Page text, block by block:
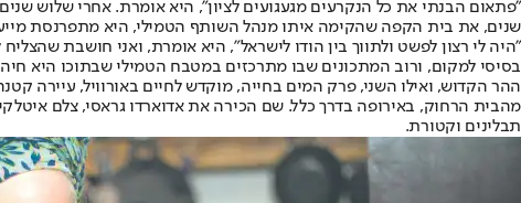
שנים, את בית הקפה שהקימה איתו מנהל השותף הטמילי, היא מתפרנסת
"היה לי רצון לפשט ולתווך בין הודו לישראל", היא אומרת, ואני חושבת
מהבית הרחוק, באירופה בדרך כלל. שם הכירה את אדוארדו גראסי, צלם
תבלינים וקטורת.